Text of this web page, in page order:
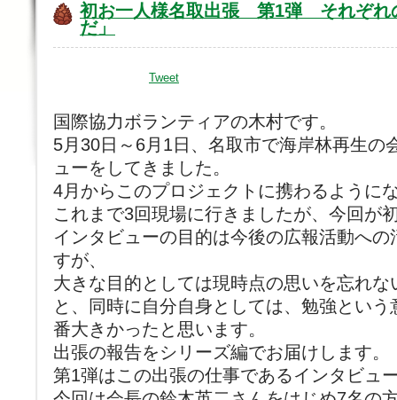
初お一人様名取出張 第1弾 それぞれ
だ」
Tweet
国際協力ボランティアの木村です。
5月30日～6月1日、名取市で海岸林再生の
ューをしてきました。
4月からこのプロジェクトに携わるように
これまで3回現場に行きましたが、今回が
インタビューの目的は今後の広報活動へ
すが、
大きな目的としては現時点の思いを忘れ
と、同時に自分自身としては、勉強とい
番大きかったと思います。
出張の報告をシリーズ編でお届けします。
第1弾はこの出張の仕事であるインタビュ